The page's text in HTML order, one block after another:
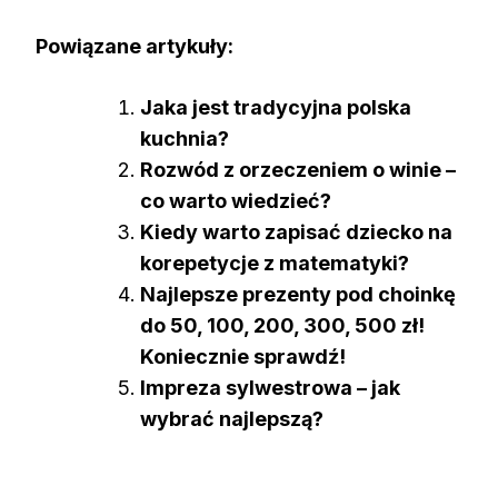
Powiązane artykuły:
Jaka jest tradycyjna polska
kuchnia?
Rozwód z orzeczeniem o winie –
co warto wiedzieć?
Kiedy warto zapisać dziecko na
korepetycje z matematyki?
Najlepsze prezenty pod choinkę
do 50, 100, 200, 300, 500 zł!
Koniecznie sprawdź!
Impreza sylwestrowa – jak
wybrać najlepszą?